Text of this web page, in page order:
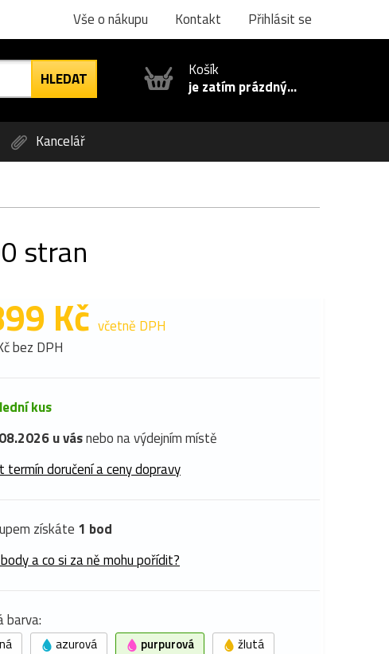
Vše o nákupu Kontakt Přihlásit se
Košík
je zatím prázdný...
Kancelář
stran
Kč včetně DPH
bez DPH
kus
u vásnebo na výdejním místě
termín doručení a ceny dopravy
získáte 1 bod
a co si za ně mohu pořídit?
barva:
azurová purpurová žlutá